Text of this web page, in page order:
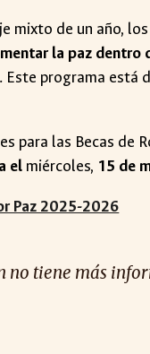
mixto de un año,
la paz dentro
Este programa
para las Becas de
el miércoles, 15 de
Paz 2025-2026
tiene más